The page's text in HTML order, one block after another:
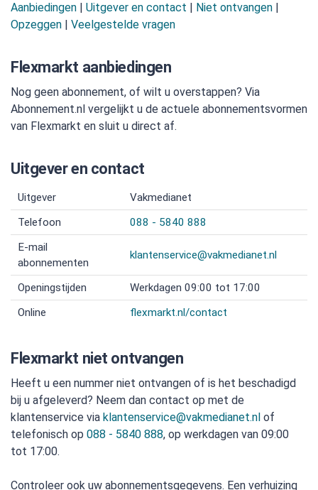
Aanbiedingen | Uitgever en contact | Niet ontvangen |
Opzeggen | Veelgestelde vragen
Flexmarkt aanbiedingen
Nog geen abonnement, of wilt u overstappen? Via
Abonnement.nl vergelijkt u de actuele abonnementsvormen
van Flexmarkt en sluit u direct af.
Uitgever en contact
Uitgever
Vakmedianet
Telefoon
088 - 5840 888
E-mail
abonnementen
klantenservice@vakmedianet.nl
Openingstijden
Werkdagen 09:00 tot 17:00
Online
flexmarkt.nl/contact
Flexmarkt niet ontvangen
Heeft u een nummer niet ontvangen of is het beschadigd
bij u afgeleverd? Neem dan contact op met de
klantenservice via klantenservice@vakmedianet.nl of
telefonisch op 088 - 5840 888, op werkdagen van 09:00
tot 17:00.
Controleer ook uw abonnementsgegevens. Een verhuizing